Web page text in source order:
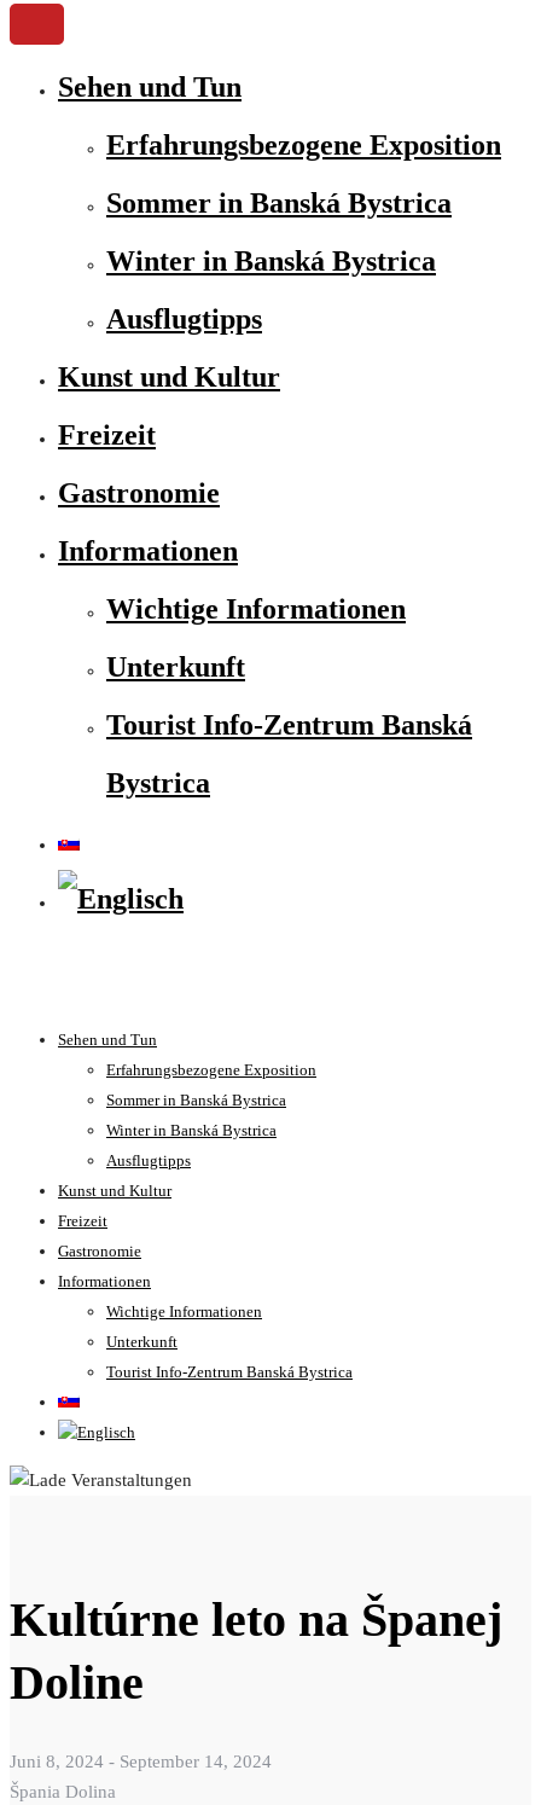
Sehen und Tun
Erfahrungsbezogene Exposition
Sommer in Banská Bystrica
Winter in Banská Bystrica
Ausflugtipps
Kunst und Kultur
Freizeit
Gastronomie
Informationen
Wichtige Informationen
Unterkunft
Tourist Info-Zentrum Banská
Bystrica
Sehen und Tun
Erfahrungsbezogene Exposition
Sommer in Banská Bystrica
Winter in Banská Bystrica
Ausflugtipps
Kunst und Kultur
Freizeit
Gastronomie
Informationen
Wichtige Informationen
Unterkunft
Tourist Info-Zentrum Banská Bystrica
Kultúrne leto na Španej
Doline
Juni 8, 2024 - September 14, 2024
Špania Dolina